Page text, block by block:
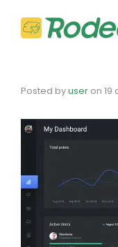
Posted byuser on 19